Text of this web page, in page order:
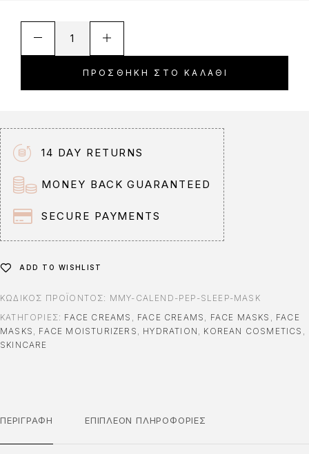
ΠΡΟΣΘΉΚΗ ΣΤΟ ΚΑΛΆΘΙ
a
t
i
v
e
:
14 DAY RETURNS
MONEY BACK GUARANTEED
SECURE PAYMENTS
ADD TO WISHLIST
ΚΩΔΙΚΌΣ ΠΡΟΪΌΝΤΟΣ: MMY-CALEND-PEP-SLEEP-MASK
ΚΑΤΗΓΟΡΊΕΣ: FACE CREAMS , FACE CREAMS , FACE MASKS , FACE
MASKS , FACE MOISTURIZERS , HYDRATION , KOREAN COSMETICS ,
SKINCARE
ΠΕΡΙΓΡΑΦΉ ΕΠΙΠΛΈΟΝ ΠΛΗΡΟΦΟΡΊΕΣ